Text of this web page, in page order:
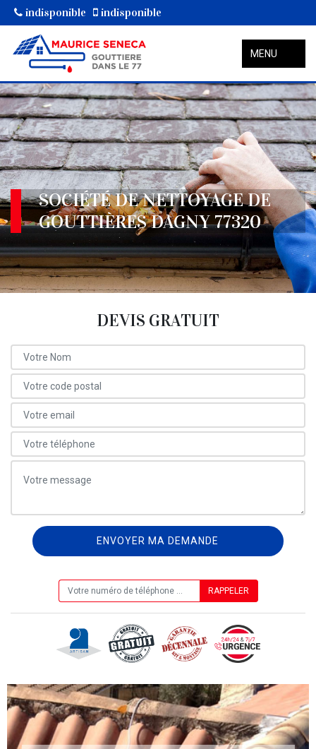
indisponible indisponible
MENU
SOCIÉTÉ DE NETTOYAGE DE
GOUTTIÈRES DAGNY 77320
DEVIS GRATUIT